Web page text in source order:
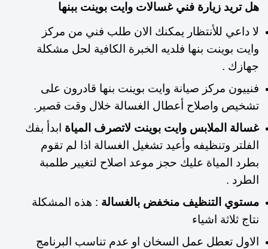
هل تريد زيارة فني غسالات وايت بوينت ببنها
لا داعي للأنتظار يمكنك الان طلب فني من مركز
وايت بوينت بنها فلديه الخبرة الكافية لحل مشكلة
جهازك .
فنييون مركز صيانة وايت بوينت بنها قادرون على
تشخيص واصلاح أعطال الغسالة خلال وقت قصير.
غسالة الملابس وايت بوينت لاتصرف المياة ابدأ بفك
الفلتر وتنظيفه وأعيد تشغيل الغسالة اذا لم تقوم
بطرد المياة عليك حجز موعد اصلاح لتغيير طلمبة
الطرد .
مستوي التنظيف منخفض بالغسالة : هذه المشكلة
نتاج ثلاثة اشياء
الاول تعطل عمل السخان او عدم تناسب البرنامج